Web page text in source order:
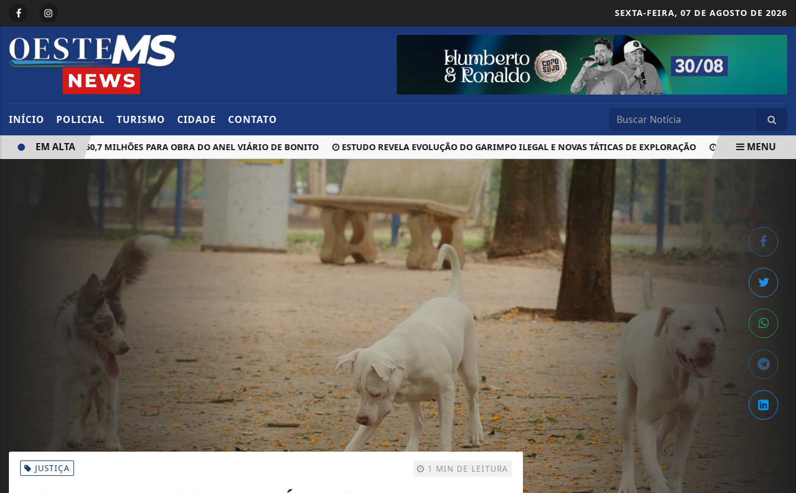
SEXTA-FEIRA, 07 DE AGOSTO DE 2026
INÍCIO POLICIAL TURISMO CIDADE CONTATO
DE R$ 50,7 MILHÕES PARA OBRA DO ANEL VIÁRIO DE BONITO ESTUDO REVELA EVOLUÇÃO DO GARIMPO ILEGAL E NOVAS TÁTICAS DE EXPLORAÇÃO MEGA-SENA SORTEIA
EM ALTA MENU
JUSTIÇA 1 MIN DE LEITURA